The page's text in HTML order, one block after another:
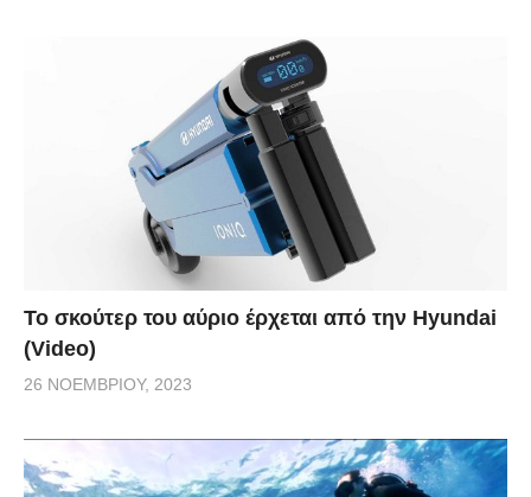
Το σκούτερ του αύριο έρχεται από την Hyundai
(Video)
26 ΝΟΕΜΒΡΊΟΥ, 2023